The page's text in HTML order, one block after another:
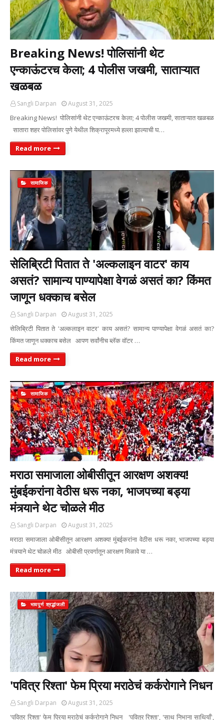
Breaking News! पोलिसांनी थेट
एन्काऊंटरच केला; 4 पोलीस जखमी, साताऱ्यात
खळबळ
Sangli Darpan August 31, 2025
Breaking News! पोलिसांनी थेट एन्काऊंटरच केला; 4 पोलीस जखमी, साताऱ्यात खळबळ
सातारा शहर पोलिसांवर पुणे येथील शिक्रापूरमध्ये हल्ला झाल्याची घ…
Read more
सामाजिक
सेलिब्रिटी पितात ते 'अल्कलाइन वाटर' काय
असतं? सामान्य पाण्यापेक्षा वेगळं असतं का? किंमत
जाणून धक्काच बसेल
Sangli Darpan August 31, 2025
सेलिब्रिटी पितात ते 'अल्कलाइन वाटर' काय असतं? सामान्य पाण्यापेक्षा वेगळं असतं का?
किंमत जाणून धक्काच बसेल आपण सर्वांनीच ब्लॅक वॉटर …
Read more
सामाजिक
मराठा समाजाला ओबीसीतून आरक्षण अशक्य!
मुंबईकरांना वेठीस धरू नका, भाजपच्या बड्या
मंत्र्याने थेट चोळले मीठ
Sangli Darpan August 31, 2025
मराठा समाजाला ओबीसीतून आरक्षण अशक्य! मुंबईकरांना वेठीस धरू नका, भाजपच्या बड्या
मंत्र्याने थेट चोळले मीठ ओबीसी प्रवर्गातून आरक्षण मिळावे या …
Read more
भावपूर्ण श्रद्धांजली
'पवित्र रिश्ता' फेम प्रिया मराठेचं कर्करोगाने निधन
Sangli Darpan August 31, 2025
'पवित्र रिश्ता' फेम प्रिया मराठेचं कर्करोगाने निधन 'पवित्र रिश्ता', 'साथ निभाना साथियाँ',